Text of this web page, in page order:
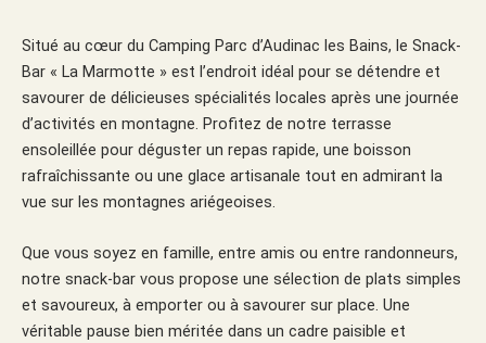
Situé au cœur du Camping Parc d’Audinac les Bains, le Snack-
Bar « La Marmotte » est l’endroit idéal pour se détendre et
savourer de délicieuses spécialités locales après une journée
d’activités en montagne. Profitez de notre terrasse
ensoleillée pour déguster un repas rapide, une boisson
rafraîchissante ou une glace artisanale tout en admirant la
vue sur les montagnes ariégeoises.
Que vous soyez en famille, entre amis ou entre randonneurs,
notre snack-bar vous propose une sélection de plats simples
et savoureux, à emporter ou à savourer sur place. Une
véritable pause bien méritée dans un cadre paisible et